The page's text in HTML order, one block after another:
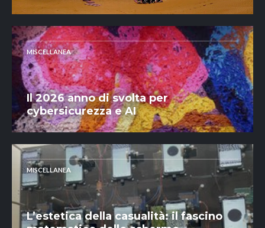
MISCELLANEA
Il 2026 anno di svolta per
cybersicurezza e AI
MISCELLANEA
L’estetica della casualità: il fascino